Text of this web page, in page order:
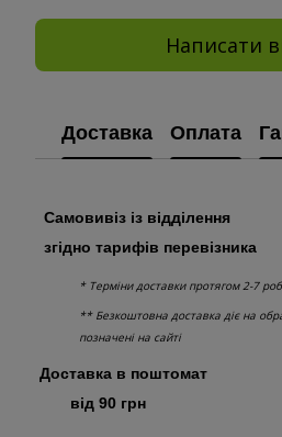
Написати
Доставка Оплата
Самовивіз із відділення
згідно тарифів перевізника
* Терміни доставки протягом 2-7
** Безкоштовна доставка діє на
позначені на сайті
Доставка в поштомат
від 90 грн